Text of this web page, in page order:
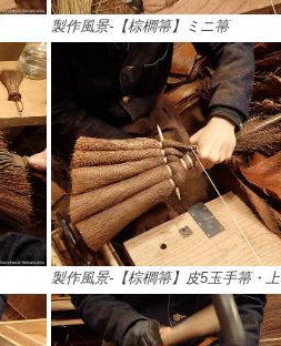
製作風景-【棕櫚箒】ミニ箒
製作風景-【棕櫚箒】皮5玉手箒・上